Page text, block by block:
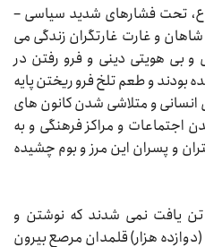
تحت فشارهای شدید سیاسی –
و غارت غارتگران زندگی می‌‌‌
و بی‌‌‌ هویتی دینی و فرو رفتن در
بودند و طعم تلخ فرو ریختن پایه‌‌‌
انسانی و متلاشی شدن کانون‌‌‌ های
اجتماعات و مراکز فرهنگی و به
و پسران این مرز و بوم چشیده
«روزی که شاید در همه اروپا ۱۲ تن یافت نمی‌‌‌ شدند که نوشتن و
خواندن بدانند، در نیشابور/۱۲۰۰۰ (دوازده هزار) قلمدان مرصع بیرون